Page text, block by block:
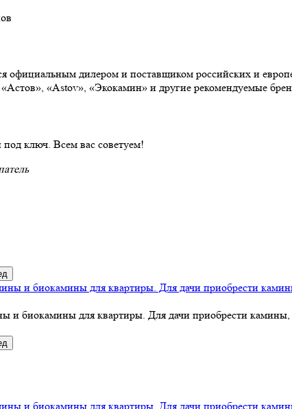
официальным дилером и поставщиком российских и
«Астов», «Astov», «Экокамин» и другие рекомендуемые
ключ. Всем вас советуем!
и биокамины для квартиры. Для дачи приобрести